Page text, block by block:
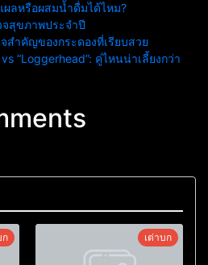
ผลหรือผสมน้ำดื่มได้ไหม?
จสุขภาพประจำปี
ำคัญของกระดองที่เรียบสวย
“Loggerhead”: คู่ไหนน่าเลี้ยงกว่า
ก เต่าบก